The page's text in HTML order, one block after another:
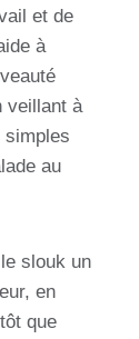
et de
à
veillant à
simples
au
slouk un
en
que